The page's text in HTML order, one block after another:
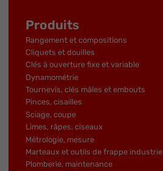
Produits
Rangement et compositions
Cliquets et douilles
Clés à ouverture fixe et variable
Dynamométrie
Tournevis, clés mâles et embouts
Pinces, cisailles
Sciage, coupe
Limes, râpes, ciseaux
Métrologie, mesure
Marteaux et outils de frappe industrie
Plomberie, maintenance